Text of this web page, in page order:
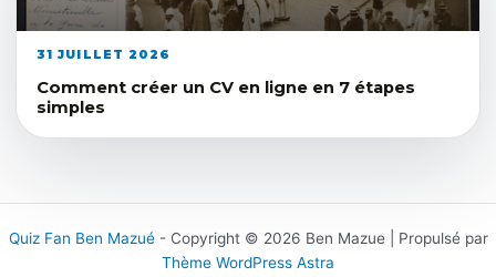
31 JUILLET 2026
Comment créer un CV en ligne en 7 étapes
simples
Quiz Fan Ben Mazué- Copyright © 2026 Ben Mazue | Propulsé par
Thème WordPress Astra